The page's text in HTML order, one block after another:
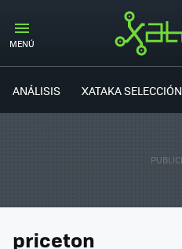
MENÚ
ANÁLISIS XATAKA SELECCIÓN
priceton